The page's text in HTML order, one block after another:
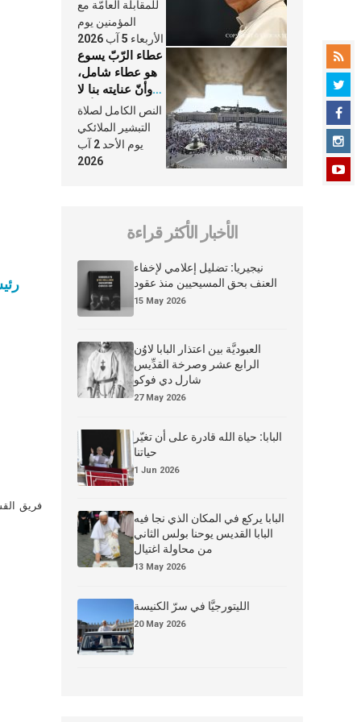
فريق
الكنيسة
للمقابلة العامّة مع
المؤمنين يوم
الأربعاء 5 آب 2026
عطاء الرّبّ يسوع
هو عطاء شامل،
وأنّ عنايته بنا لا
تغيب عنّا أبدًا
النص الكامل لصلاة
التبشير الملائكي
يوم الأحد 2 آب
2026
الأخبار الأكثر قراءة
نيجيريا: تضليل إعلامي لإخفاء
العنف بحق المسيحيين منذ عقود
15 May 2026
العبوديَّة بين اعتذار البابا لاوُن
الرابع عشر وصرخة القدِّيس
شارل دي فوكو
27 May 2026
البابا: حياة الله قادرة على أن تغيّر
حياتنا
1 Jun 2026
البابا يركع في المكان الذي نجا فيه
البابا القديس يوحنا بولس الثاني
من محاولة اغتيال
13 May 2026
الليتورجيَّا في سرّ الكنيسة
20 May 2026